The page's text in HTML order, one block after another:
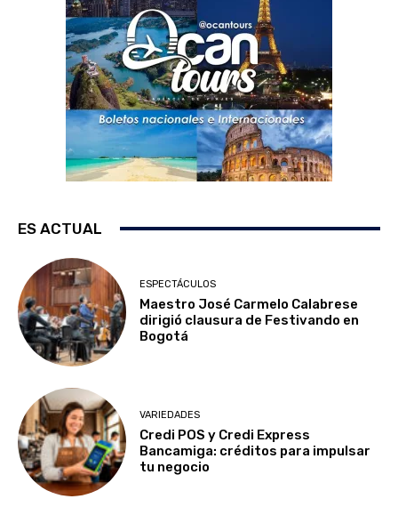
ES ACTUAL
ESPECTÁCULOS
Maestro José Carmelo Calabrese
dirigió clausura de Festivando en
Bogotá
VARIEDADES
Credi POS y Credi Express
Bancamiga: créditos para impulsar
tu negocio